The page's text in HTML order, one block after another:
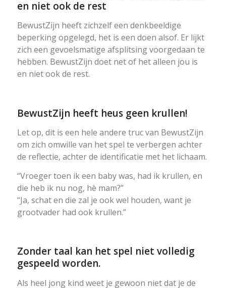
en niet ook de rest
BewustZijn heeft zichzelf een denkbeeldige
beperking opgelegd, het is een doen alsof. Er lijkt
zich een gevoelsmatige afsplitsing voorgedaan te
hebben. BewustZijn doet net of het alleen jou is
en niet ook de rest.
BewustZijn heeft heus geen krullen!
Let op, dit is een hele andere truc van BewustZijn
om zich omwille van het spel te verbergen achter
de reflectie, achter de identificatie met het lichaam.
“Vroeger toen ik een baby was, had ik krullen, en
die heb ik nu nog, hè mam?”
“Ja, schat en die zal je ook wel houden, want je
grootvader had ook krullen.”
Zonder taal kan het spel niet volledig
gespeeld worden.
Als heel jong kind weet je gewoon niet dat je de